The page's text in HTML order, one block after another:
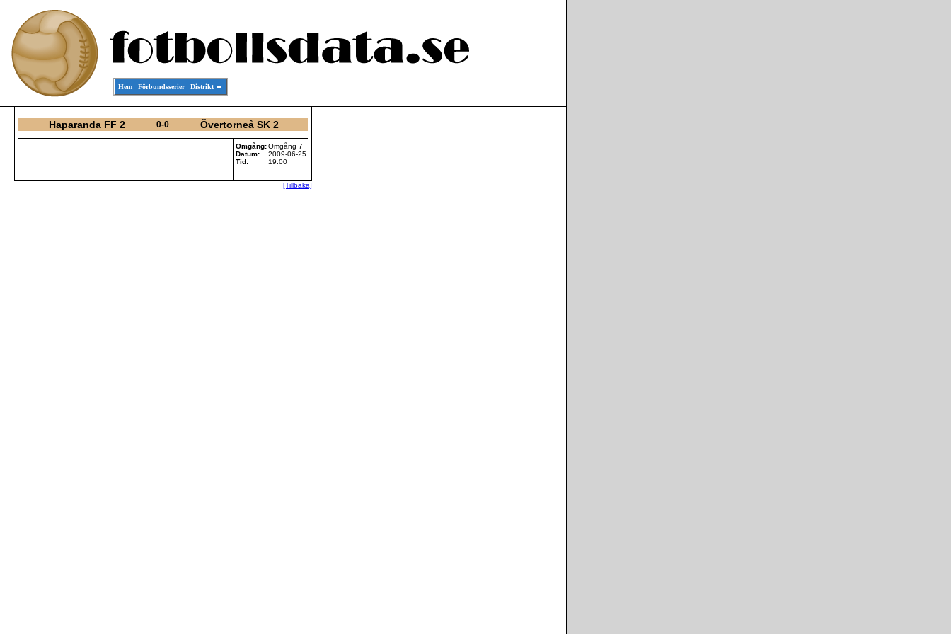
Hem Förbundsserier Distrikt
Haparanda FF 2 0-0 Övertorneå SK 2
Omgång:Omgång 7
Datum:
2009-06-25
Tid:
19:00
[Tillbaka]